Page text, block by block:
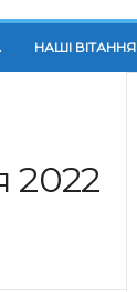
НАШІ ВІТАННЯ
2022